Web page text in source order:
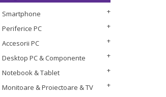
Smartphone
Periferice PC
Accesorii PC
Desktop PC & Componente
Notebook & Tablet
Monitoare & Proiectoare & TV